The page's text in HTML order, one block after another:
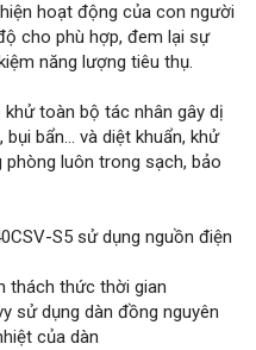
hoạt động của con người
cho phù hợp, đem lại sự
năng lượng tiêu thụ.
toàn bộ tác nhân gây dị
bẩn… và diệt khuẩn, khử
phòng luôn trong sạch, bảo
S5 sử dụng nguồn điện
thách thức thời gian
sử dụng dàn đồng nguyên
của dàn